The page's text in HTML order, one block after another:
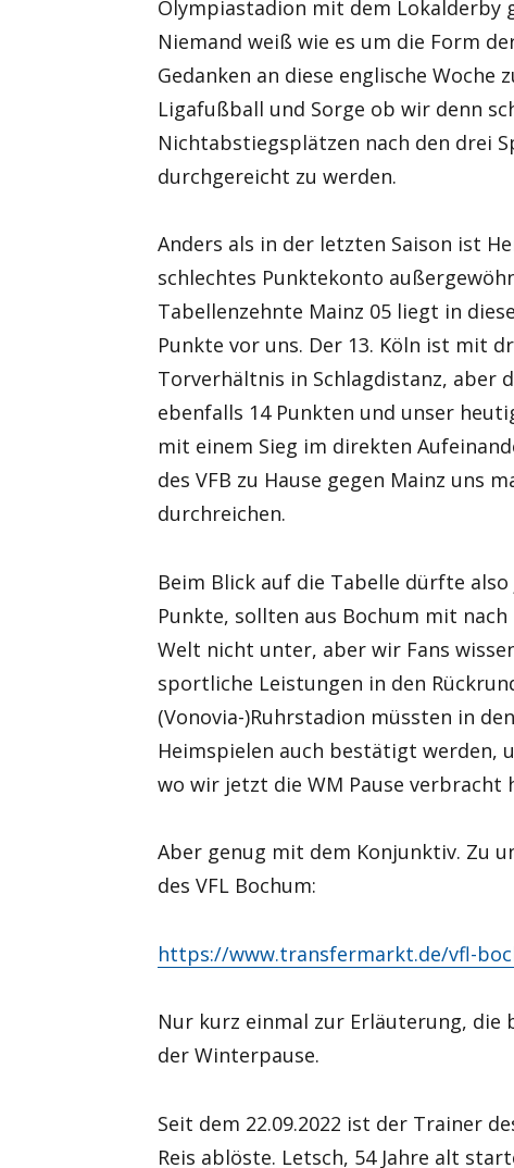
Olympiastadion mit dem Lokalderby
Niemand weiß wie es um die Form
Gedanken an diese englische
Ligafußball und Sorge ob wir denn
Nichtabstiegsplätzen nach den drei
durchgereicht zu werden.
Anders als in der letzten Saison ist
schlechtes Punktekonto
Tabellenzehnte Mainz 05 liegt in
Punkte vor uns. Der 13. Köln ist mit
Torverhältnis in Schlagdistanz,
ebenfalls 14 Punkten und unser
mit einem Sieg im direkten
des VFB zu Hause gegen Mainz uns
durchreichen.
Beim Blick auf die Tabelle dürfte
Punkte, sollten aus Bochum mit
Welt nicht unter, aber wir Fans
sportliche Leistungen in den
(Vonovia-)Ruhrstadion müssten in
Heimspielen auch bestätigt werden,
wo wir jetzt die WM Pause verbracht
Aber genug mit dem Konjunktiv. Zu
des VFL Bochum:
https://www.transfermarkt.de/vfl-
Nur kurz einmal zur Erläuterung,
der Winterpause.
Seit dem 22.09.2022 ist der Trainer
Reis ablöste. Letsch, 54 Jahre alt